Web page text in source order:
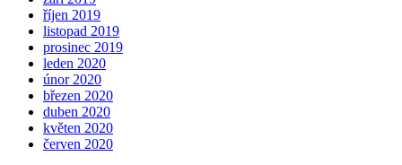
říjen 2019
listopad 2019
prosinec 2019
leden 2020
únor 2020
březen 2020
duben 2020
květen 2020
červen 2020